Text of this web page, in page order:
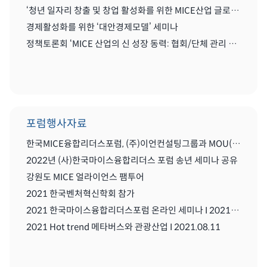
‘청년 일자리 창출 및 창업 활성화를 위한 MICE산업 글로벌화를 위한 세미나'
경제활성화를 위한 ‘대안경제모델’ 세미나
정책토론회 ‘MICE 산업의 신 성장 동력: 협회/단체 관리 및 복합리조트 산업’
포럼행사자료
한국MICE융합리더스포럼, (주)이언컨설팅그룹과 MOU(업무협약) 체결식
2022년 (사)한국마이스융합리더스 포럼 송년 세미나 공유
강원도 MICE 얼라이언스 팸투어
2021 한국벤처혁신학회 참가
2021 한국마이스융합리더스포럼 온라인 세미나 I 2021.08..11
2021 Hot trend 메타버스와 관광산업 I 2021.08.11